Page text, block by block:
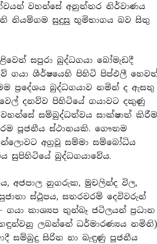
වහන්සේ අනුත්තර නිර්වාණය
නියම්ගම සුදුසු භූමිභාගය බව සිතු
සපුරා බුද්ධගයා බෝමැඩදී
ගයා ශීර්ෂයෙහි පිහිටි පිප්ඵලී
බුද්ධගයාව නමින් ද ඇසතු
දනව්ව පිහිටියේ ගයාවට දකුණු
සම්බුද්ධත්වය සාක්ෂාත්
පූජනීය ස්ථානයකි. ගෞතම
අග්‍රවූ සම්මා සම්බෝධිය
සුපිහිටියේ බුද්ධගයාවේය.
අජපාල නුගරුක, මුචලින්ද විල,
ස්ථූපය, සතරවරම් දෙවිවරුන්
ගයා කාශ්‍යප තුන්බෑ ජටිලයන් ප්‍රධාන
ලබන්නේ ධර්මාරණ්‍යය
සම්බුදු සිරිත හා බැඳුණු පූජනීය